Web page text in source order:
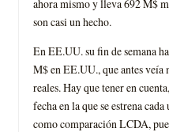
ahora mismo y lleva 692 M$
son casi un hecho.
En EE.UU. su fin de semana
M$ en EE.UU., que antes
reales. Hay que tener en
fecha en la que se estrena
como comparación LCDA,